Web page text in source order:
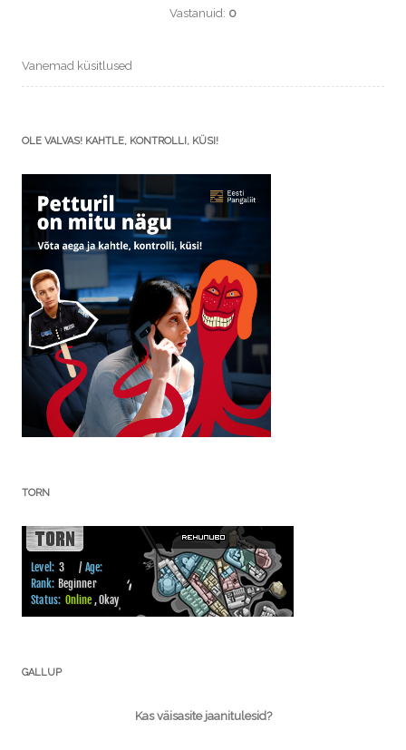
Vastanuid: 0
Vanemad küsitlused
OLE VALVAS! KAHTLE, KONTROLLI, KÜSI!
TORN
GALLUP
Kas väisasite jaanitulesid?